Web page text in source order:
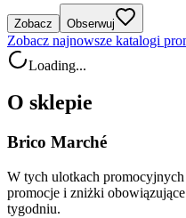
Zobacz Obserwuj
Zobacz najnowsze katalogi
Loading...
O sklepie
Brico Marché
W tych ulotkach
promocje i zniżki
tygodniu.